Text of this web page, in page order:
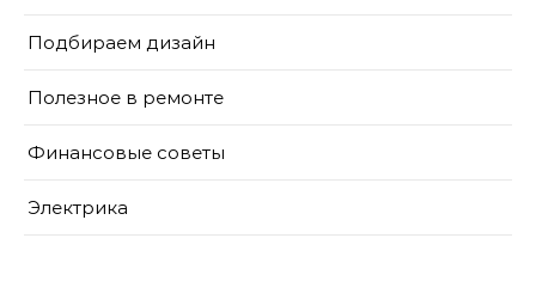
Подбираем дизайн
Полезное в ремонте
Финансовые советы
Электрика